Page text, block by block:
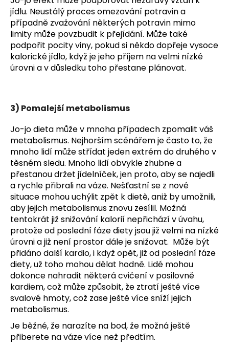
jídlu. Neustálý proces omezování potravin a
případně zvažování některých potravin mimo
limity může povzbudit k přejídání. Může také
podpořit pocity viny, pokud si někdo dopřeje vysoce
kalorické jídlo, když je jeho příjem na velmi nízké
úrovni a v důsledku toho přestane plánovat.
3) Pomalejší metabolismus
Jo-jo dieta může v mnoha případech zpomalit váš
metabolismus. Nejhorším scénářem je často to, že
mnoho lidí může střídat jeden extrém do druhého v
těsném sledu. Mnoho lidí obvykle zhubne a
přestanou držet jídelníček, jen proto, aby se najedli
a rychle přibrali na váze. Nešťastní se z nové
situace mohou uchýlit zpět k dietě, aniž by umožnili,
aby jejich metabolismus znovu zesílil. Možná
tentokrát již snižování kalorií nepřichází v úvahu,
protože od poslední fáze diety jsou již velmi na nízké
úrovni a již není prostor dále je snižovat. Může být
přidáno další kardio, i když opět, již od poslední fáze
diety, už toho mohou dělat hodně. Lidé mohou
dokonce nahradit některá cvičení v posilovně
kardiem, což může způsobit, že ztratí ještě více
svalové hmoty, což zase ještě více sníží jejich
metabolismus.
Je běžné, že narazíte na bod, že možná ještě
přiberete na váze více než předtím.